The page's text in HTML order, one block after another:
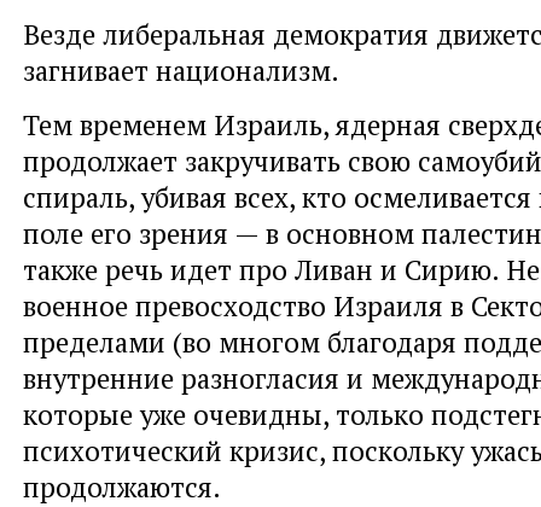
Везде либеральная демократия
загнивает национализм.
Тем временем Израиль, ядерная
продолжает закручивать свою
спираль, убивая всех, кто
поле его зрения — в основном
также речь идет про Ливан и Сирию.
военное превосходство Израиля в
пределами (во многом благодаря
внутренние разногласия и
которые уже очевидны, только
психотический кризис, поскольку
продолжаются.